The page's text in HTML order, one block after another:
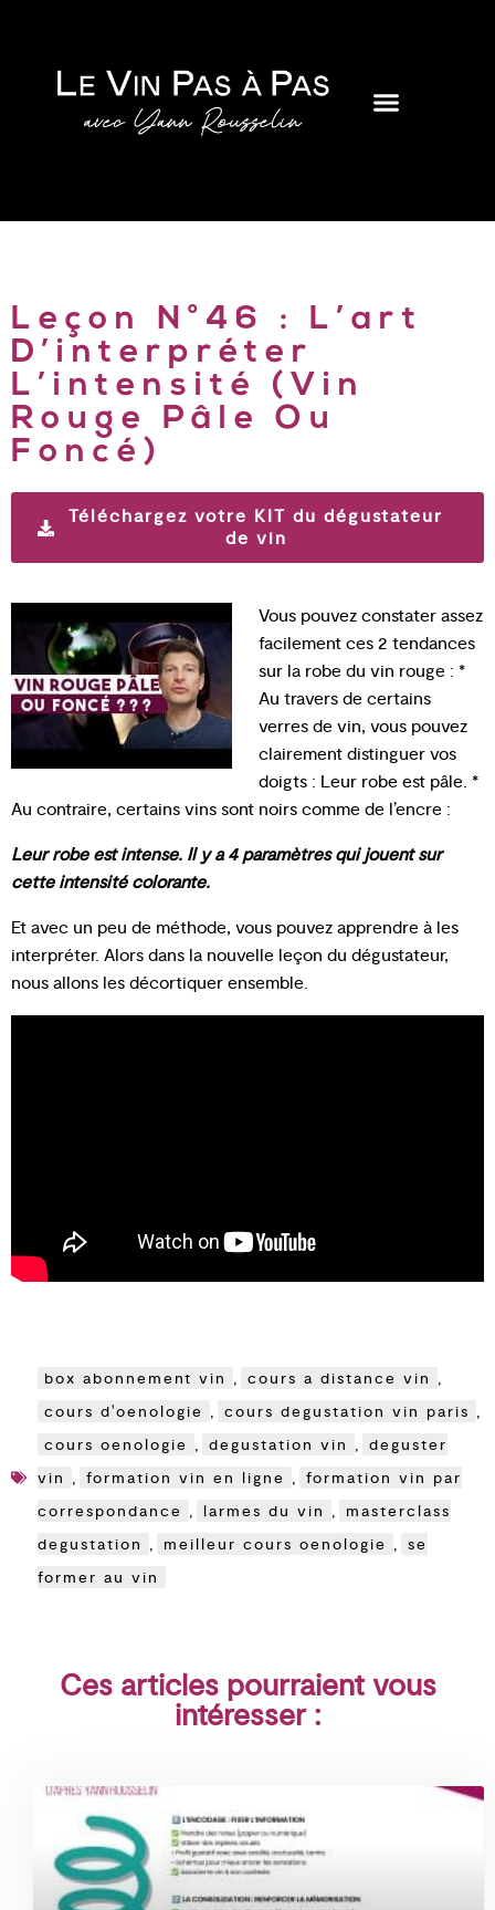
Leçon N°46 : L’art
D’interpréter
L’intensité (Vin
Rouge Pâle Ou
Foncé)
Téléchargez votre KIT du dégustateur
de vin
Vous pouvez constater assez
facilement ces 2 tendances
sur la robe du vin rouge : *
Au travers de certains
verres de vin, vous pouvez
clairement distinguer vos
doigts : Leur robe est pâle. *
Au contraire, certains vins sont noirs comme de l’encre :
Leur robe est intense. Il y a 4 paramètres qui jouent sur
cette intensité colorante.
Et avec un peu de méthode, vous pouvez apprendre à les
interpréter. Alors dans la nouvelle leçon du dégustateur,
nous allons les décortiquer ensemble.
box abonnement vin , cours a distance vin ,
cours d'oenologie , cours degustation vin paris ,
cours oenologie , degustation vin , deguster
vin , formation vin en ligne , formation vin par
correspondance , larmes du vin ,
masterclass
degustation , meilleur cours oenologie , se
former au vin
Ces articles pourraient vous
intéresser :